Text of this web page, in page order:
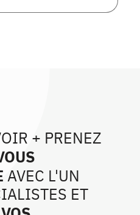
+ PRENEZ
AVEC L'UN
ET